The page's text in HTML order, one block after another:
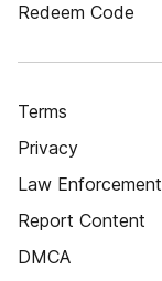
Redeem Code
Terms
Privacy
Law Enforcement
Report Content
DMCA